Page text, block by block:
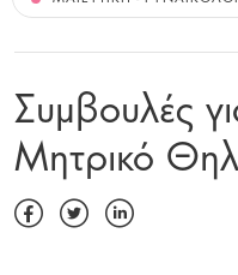
Συμβουλές
Μητρικό